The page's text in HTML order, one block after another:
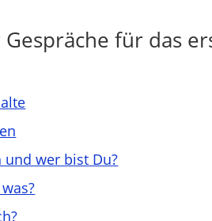
für das
und wer bist Du?